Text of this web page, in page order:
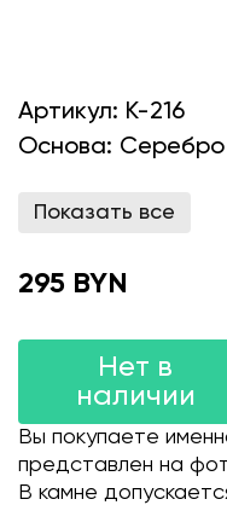
Артикул: K-216
Основа: Серебро
Показать все
295 BYN
Нет в
наличии
Вы покупаете
представлен на
В камне